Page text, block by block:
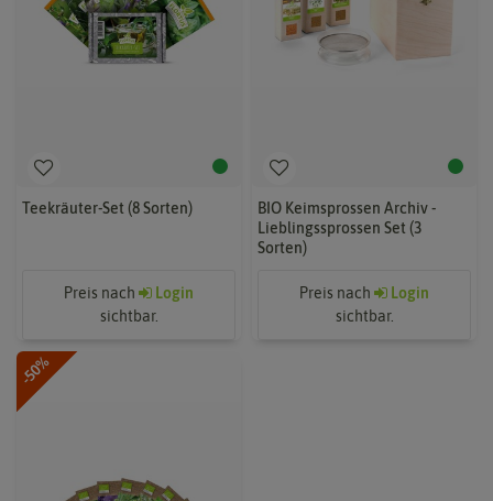
Teekräuter-Set (8 Sorten)
Preis nach
Login
sichtbar.
BIO Keimsprossen Archiv -
Lieblingssprossen Set (3
Sorten)
Preis nach
Login
sichtbar.
-50%